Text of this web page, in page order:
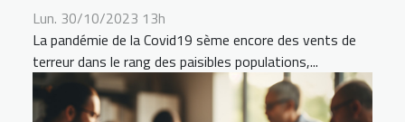
Lun. 30/10/2023 13h
La pandémie de la Covid19 sème encore des vents de
terreur dans le rang des paisibles populations,...